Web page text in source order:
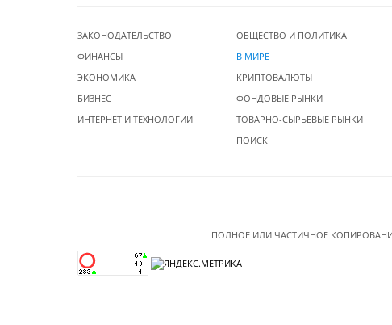
ЗАКОНОДАТЕЛЬСТВО
ФИНАНСЫ
ЭКОНОМИКА
БИЗНЕС
ИНТЕРНЕТ И ТЕХНОЛОГИИ
ОБЩЕСТВО И ПОЛИТИКА
В МИРЕ
КРИПТОВАЛЮТЫ
ФОНДОВЫЕ РЫНКИ
ТОВАРНО-СЫРЬЕВЫЕ РЫНКИ
ПОИСК
ПОЛНОЕ ИЛИ ЧАСТИЧНОЕ